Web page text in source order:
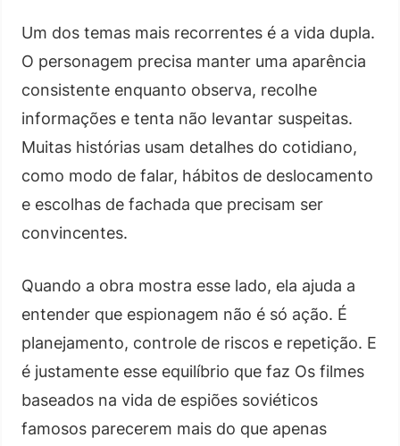
Um dos temas mais recorrentes é a vida dupla.
O personagem precisa manter uma aparência
consistente enquanto observa, recolhe
informações e tenta não levantar suspeitas.
Muitas histórias usam detalhes do cotidiano,
como modo de falar, hábitos de deslocamento
e escolhas de fachada que precisam ser
convincentes.
Quando a obra mostra esse lado, ela ajuda a
entender que espionagem não é só ação. É
planejamento, controle de riscos e repetição. E
é justamente esse equilíbrio que faz Os filmes
baseados na vida de espiões soviéticos
famosos parecerem mais do que apenas